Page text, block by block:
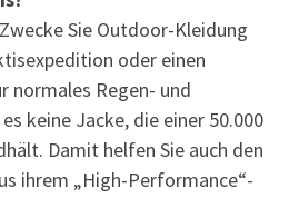
Sie Outdoor-Kleidung
oder einen
normales Regen- und
keine Jacke, die einer 50.000
Damit helfen Sie auch den
ihrem „High-Performance“-